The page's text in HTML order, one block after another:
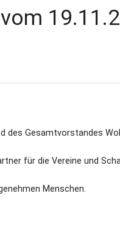
des Gesamtvorstandes
für die Vereine und
Menschen.